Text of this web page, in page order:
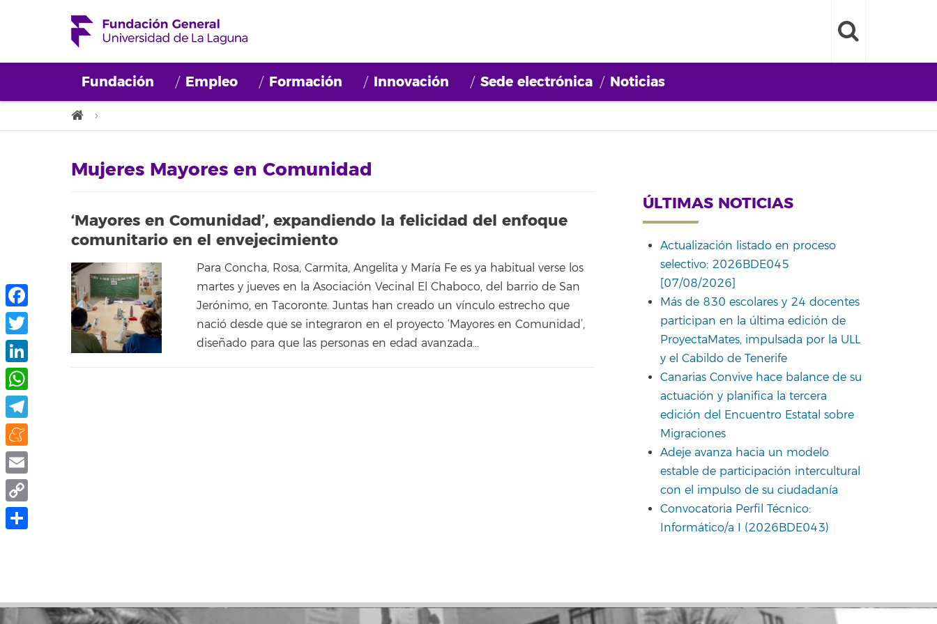
Fundación Empleo Formación Innovación Sede electrónica Noticias
Mujeres Mayores en Comunidad
‘Mayores en Comunidad’, expandiendo la felicidad del enfoque
comunitario en el envejecimiento
Para Concha, Rosa, Carmita, Angelita y María Fe es ya habitual verse los
martes y jueves en la Asociación Vecinal El Chaboco, del barrio de San
Jerónimo, en Tacoronte. Juntas han creado un vínculo estrecho que
nació desde que se integraron en el proyecto ‘Mayores en Comunidad’,
diseñado para que las personas en edad avanzada…
ÚLTIMAS NOTICIAS
Actualización listado en proceso
selectivo: 2026BDE045
[07/08/2026]
Más de 830 escolares y 24 docentes
participan en la última edición de
ProyectaMates, impulsada por la ULL
y el Cabildo de Tenerife
Canarias Convive hace balance de su
actuación y planifica la tercera
edición del Encuentro Estatal sobre
Migraciones
Adeje avanza hacia un modelo
estable de participación intercultural
con el impulso de su ciudadanía
Convocatoria Perfil Técnico:
Informático/a I (2026BDE043)
Facebook
Twitter
LinkedIn
WhatsApp
Telegram
Meneame
Email
Copy